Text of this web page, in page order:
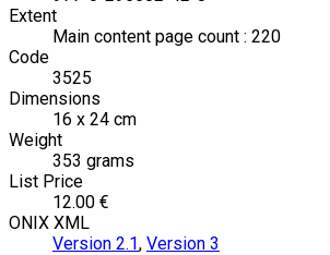
Extent
Main content page count : 220
Code
3525
Dimensions
16 x 24 cm
Weight
353 grams
List Price
12.00 €
ONIX XML
Version 2.1, Version 3